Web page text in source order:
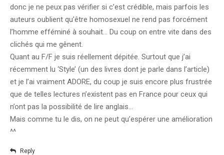
donc je ne peux pas vérifier si c’est crédible, mais parfois les
auteurs oublient qu’être homosexuel ne rend pas forcément
l’homme efféminé à souhait… Du coup on entre vite dans des
clichés qui me gênent.
Quant au F/F je suis réellement dépitée. Surtout que j’ai
récemment lu ‘Style’ (un des livres dont je parle dans l’article)
et je l’ai vraiment ADORE, du coup je suis encore plus frustrée
que de telles lectures n’existent pas en France pour ceux qui
n’ont pas la possibilité de lire anglais…
Mais comme tu le dis, on ne peut qu’espérer une amélioration
^^
Reply